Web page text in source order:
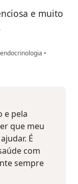
e muito
•
e pela
que meu
É
com
sempre